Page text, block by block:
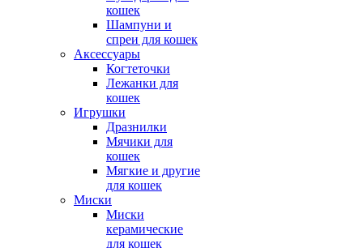
кошек
Шампуни и
спреи для кошек
Аксессуары
Когтеточки
Лежанки для
кошек
Игрушки
Дразнилки
Мячики для
кошек
Мягкие и другие
для кошек
Миски
Миски
керамические
для кошек